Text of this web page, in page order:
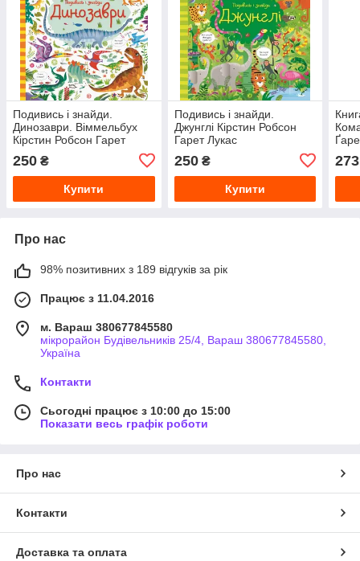
Подивись і знайди.
Динозаври. Віммельбух
Кірстин Робсон Гарет
250 ₴
Купити
Подивись i знайди.
Джунглі Кірстин Робсон
Гарет Лукас
250₴
Купити
273
Про нас
98% позитивних з 189 відгуків за рік
Працює з 11.04.2016
м. Вараш 380677845580
мікрорайон Будівельників 25/4, Вараш 380677845580,
Україна
Контакти
Сьогодні працює з 10:00 до 15:00
Показати весь графік роботи
Про нас
Контакти
Доставка та оплата